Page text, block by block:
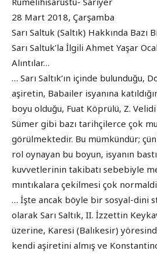
28 Mart 2018, Çarşamba
Sarı Saltuk (Saltık) Hakkında Bazı
Sarı Saltuk’la İlgili Ahmet Yaşar
Alıntılar…
… Sarı Saltık’ın içinde bulunduğu,
aşiretin, Babailer isyanına
boyu olduğu, Fuat Köprülü, Z.
Sümer gibi bazı tarihçilerce çok
görülmektedir. Bu mümkündür;
rol oynayan bu boyun, isyanın
kuvvetlerinin takibatı sebebiyle
mıntıkalara çekilmesi çok
… İşte ancak böyle bir sosyal-dini
olarak Sarı Saltık, II. İzzettin
üzerine, Karesi (Balıkesir)
kendi aşiretini almış ve